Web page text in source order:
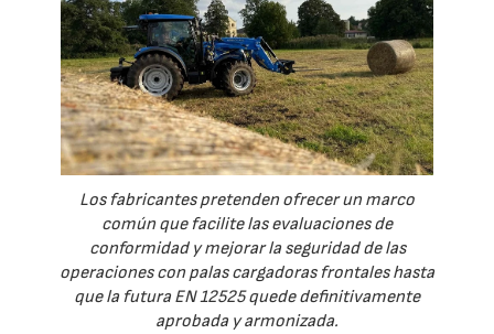
Los fabricantes pretenden ofrecer un marco
común que facilite las evaluaciones de
conformidad y mejorar la seguridad de las
operaciones con palas cargadoras frontales hasta
que la futura EN 12525 quede definitivamente
aprobada y armonizada.